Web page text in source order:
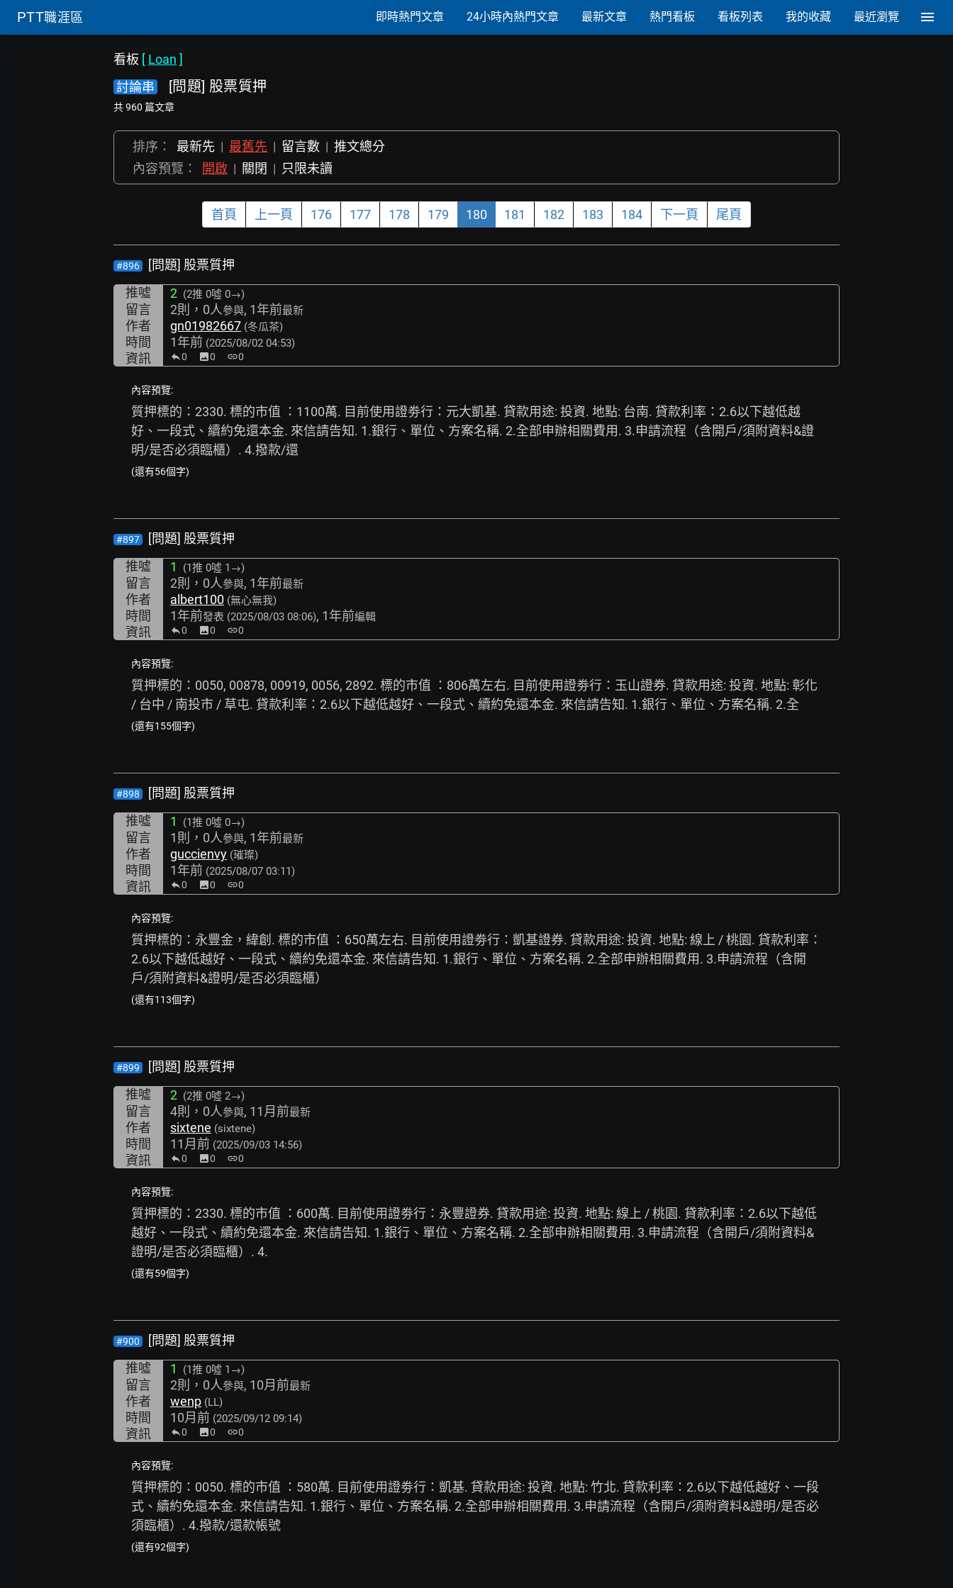
PTT職涯區 即時熱門文章 24小時內熱門文章 最新文章 熱門看板 看板列表 我的收藏 最近瀏覽
看板 [ Loan ]
討論串
[問題] 股票質押
共 960 篇文章
排序： 最新先 | 最舊先 | 留言數 | 推文總分
內容預覽：
開啟 | 關閉 | 只限未讀
首頁 上一頁 176 177 178 179 180 181 182 183 184 下一頁 尾頁
#896
[問題] 股票質押
推噓
2 (2推 0噓 0→)
留言 2則，0人參與, 1年前最新
作者 gn01982667 (冬瓜茶)
時間 1年前 (2025/08/02 04:53)
資訊 0 image0 link0
內容預覽:
質押標的：2330. 標的市值 ：1100萬. 目前使用證劵行：元大凱基. 貸款用途: 投資. 地點: 台南. 貸款利率：2.6以下越低越
好、一段式、續約免還本金. 來信請告知. 1.銀行、單位、方案名稱. 2.全部申辦相關費用. 3.申請流程（含開戶/須附資料&證
明/是否必須臨櫃）. 4.撥款/還
(還有56個字)
#897
[問題] 股票質押
推噓
1 (1推 0噓 1→)
留言 2則，0人參與, 1年前最新
作者 albert100 (無心無我)
時間 1年前發表 (2025/08/03 08:06), 1年前編輯
資訊 0 image0 link0
內容預覽:
質押標的：0050, 00878, 00919, 0056, 2892. 標的市值 ：806萬左右. 目前使用證劵行：玉山證券. 貸款用途: 投資. 地點: 彰化
/ 台中 / 南投市 / 草屯. 貸款利率：2.6以下越低越好、一段式、續約免還本金. 來信請告知. 1.銀行、單位、方案名稱. 2.全
(還有155個字)
#898
[問題] 股票質押
推噓
1 (1推 0噓 0→)
留言 1則，0人參與, 1年前最新
作者 guccienvy (璀璨)
時間 1年前 (2025/08/07 03:11)
資訊 0 image0 link0
內容預覽:
質押標的：永豐金，緯創. 標的市值 ：650萬左右. 目前使用證劵行：凱基證券. 貸款用途: 投資. 地點: 線上 / 桃園. 貸款利率：
2.6以下越低越好、一段式、續約免還本金. 來信請告知. 1.銀行、單位、方案名稱. 2.全部申辦相關費用. 3.申請流程（含開
戶/須附資料&證明/是否必須臨櫃）
(還有113個字)
#899
[問題] 股票質押
推噓
2 (2推 0噓 2→)
留言 4則，0人參與, 11月前最新
作者 sixtene (sixtene)
時間 11月前 (2025/09/03 14:56)
資訊 0 image0 link0
內容預覽:
質押標的：2330. 標的市值 ：600萬. 目前使用證劵行：永豐證券. 貸款用途: 投資. 地點: 線上 / 桃園. 貸款利率：2.6以下越低
越好、一段式、續約免還本金. 來信請告知. 1.銀行、單位、方案名稱. 2.全部申辦相關費用. 3.申請流程（含開戶/須附資料&
證明/是否必須臨櫃）. 4.
(還有59個字)
#900
[問題] 股票質押
推噓
1 (1推 0噓 1→)
留言 2則，0人參與, 10月前最新
作者 wenp (LL)
時間 10月前 (2025/09/12 09:14)
資訊 0 image0 link0
內容預覽:
質押標的：0050. 標的市值 ：580萬. 目前使用證劵行：凱基. 貸款用途: 投資. 地點: 竹北. 貸款利率：2.6以下越低越好、一段
式、續約免還本金. 來信請告知. 1.銀行、單位、方案名稱. 2.全部申辦相關費用. 3.申請流程（含開戶/須附資料&證明/是否必
須臨櫃）. 4.撥款/還款帳號
(還有92個字)